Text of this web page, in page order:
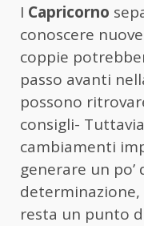
I Capricorno
conoscere
coppie
passo avanti
possono
consigli-
cambiamenti
generare un po’
resta un punto